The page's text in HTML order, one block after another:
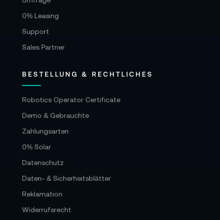
eigenen Versuch aufzubauen.
🧾 Spielraum für Projekte statt Budget-
Bremsen
In Forschung und Lehre konkurriert Hardware
selten mit nur einem Posten. Sie konkurriert mit
Personalzeit, Messaufbau, Sensorik,
0% Leasing
Support
Sales Partner
BESTELLUNG & RECHTLICHES
Robotics Operator Certificate
Demo & Gebrauchte
Zahlungsarten
0% Solar
Datenschutz
Daten- & Sicherheitsblätter
Reklamation
Widerrufsrecht